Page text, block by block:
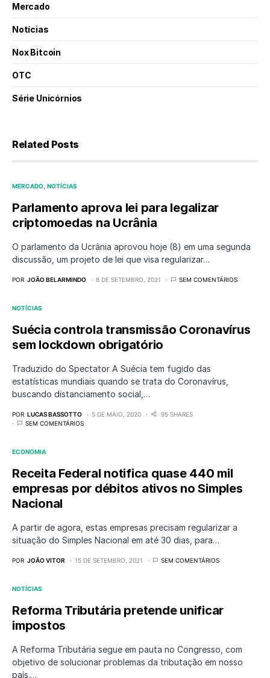
Mercado
Notícias
Nox Bitcoin
OTC
Série Unicórnios
Related Posts
MERCADO NOTÍCIAS
Parlamento aprova lei para legalizar
criptomoedas na Ucrânia
O parlamento da Ucrânia aprovou hoje (8) em uma segunda
discussão, um projeto de lei que visa regularizar…
POR JOÃO BELARMINDO 8 DE SETEMBRO, 2021 SEM COMENTÁRIOS
NOTÍCIAS
Suécia controla transmissão Coronavírus
sem lockdown obrigatório
Traduzido do Spectator A Suécia tem fugido das
estatísticas mundiais quando se trata do Coronavírus,
buscando distanciamento social,…
POR LUCAS BASSOTTO 5 DE MAIO, 2020
95 SHARES
SEM COMENTÁRIOS
ECONOMIA
Receita Federal notifica quase 440 mil
empresas por débitos ativos no Simples
Nacional
A partir de agora, estas empresas precisam regularizar a
situação do Simples Nacional em até 30 dias, para…
POR JOÃO VITOR 15 DE SETEMBRO, 2021 SEM COMENTÁRIOS
NOTÍCIAS
Reforma Tributária pretende unificar
impostos
A Reforma Tributária segue em pauta no Congresso, com
objetivo de solucionar problemas da tributação em nosso
país.…